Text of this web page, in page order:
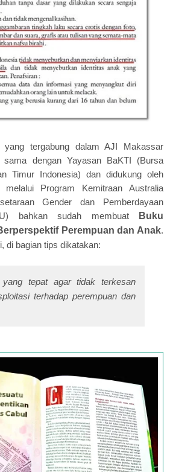
yang tergabung dalam AJI Makassar
sama dengan Yayasan BaKTI (Bursa
Timur Indonesia) dan didukung oleh
melalui Program Kemitraan Australia
Gender dan Pemberdayaan
bahkan sudah membuat
Buku
Perempuan dan Anak.
di bagian tips dikatakan:
tepat agar tidak terkesan
terhadap perempuan dan